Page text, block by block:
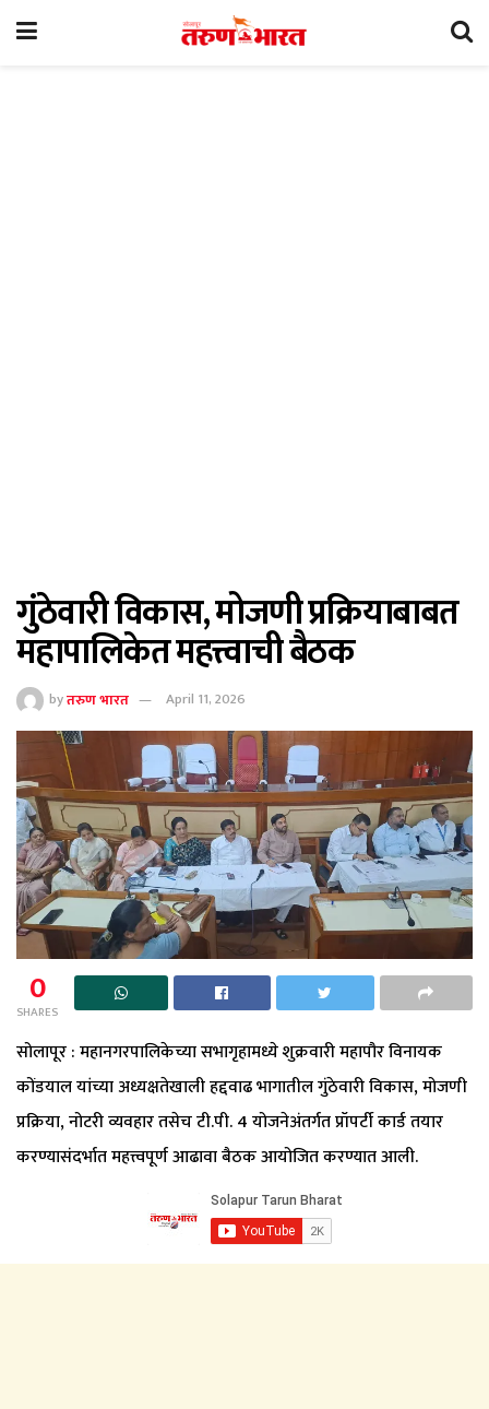
गुंठेवारी विकास, मोजणी प्रक्रियाबाबत
महापालिकेत महत्त्वाची बैठक
byतरुण भारत April 11, 2026
0
SHARES
सोलापूर : महानगरपालिकेच्या सभागृहामध्ये शुक्रवारी महापौर विनायक
कोंडयाल यांच्या अध्यक्षतेखाली हद्दवाढ भागातील गुंठेवारी विकास, मोजणी
प्रक्रिया, नोटरी व्यवहार तसेच टी.पी. 4 योजनेअंतर्गत प्रॉपर्टी कार्ड तयार
करण्यासंदर्भात महत्त्वपूर्ण आढावा बैठक आयोजित करण्यात आली.